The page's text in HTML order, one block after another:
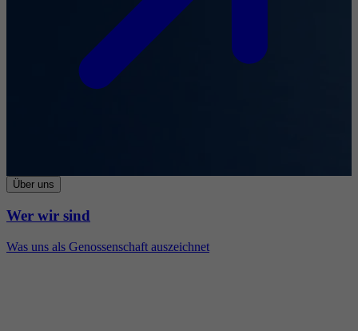
Über uns
Wer wir sind
Was uns als Genossenschaft auszeichnet